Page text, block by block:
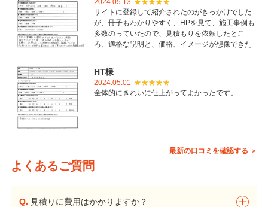
2024.05.13
サイトに登録して紹介されたのがきっかけでした
が、冊子もわかりやすく、HPを見て、施工事例も
多数のっていたので、見積もりを依頼したとこ
ろ、適格な説明と、価格、イメージが想像できた
いただき感謝しています。
HT様
2024.05.01
全体的にきれいに仕上がってよかったです。
最新の口コミを確認する ＞
よくあるご質問
Q. 見積りに費用はかかりますか？